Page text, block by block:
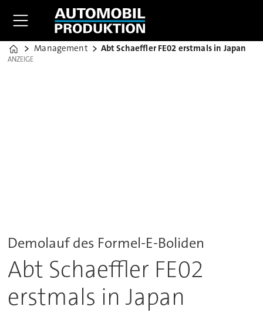
Home
Management Abt Schaeffler FE02 erstmals in Japan
ANZEIGE
ANZEIGE
Demolauf des Formel-E-Boliden
Abt Schaeffler FE02
erstmals in Japan